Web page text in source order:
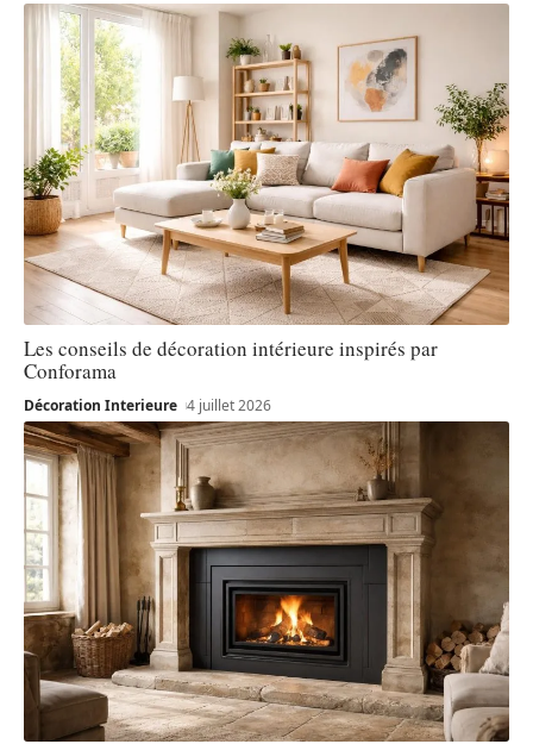
Les conseils de décoration intérieure inspirés par
Conforama
Décoration Interieure 4 juillet 2026